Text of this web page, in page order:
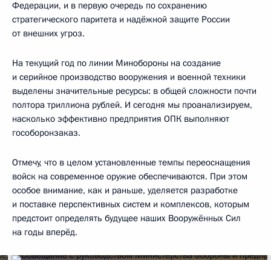
Федерации, и в первую очередь по сохранению
стратегического паритета и надёжной защите России
от внешних угроз.
На текущий год по линии Минобороны на создание
и серийное производство вооружения и военной техники
выделены значительные ресурсы: в общей сложности почти
полтора триллиона рублей. И сегодня мы проанализируем,
насколько эффективно предприятия ОПК выполняют
гособоронзаказ.
Отмечу, что в целом установленные темпы переоснащения
войск на современное оружие обеспечиваются. При этом
особое внимание, как и раньше, уделяется разработке
и поставке перспективных систем и комплексов, которым
предстоит определять будущее наших Вооружённых Сил
на годы вперёд.